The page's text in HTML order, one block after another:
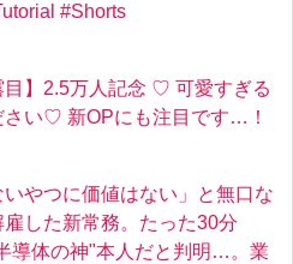
#Shorts
目】2.5万人記念 ♡ 可愛すぎる
さい♡ 新OPにも注目です…！
いやつに価値はない」と無口な
した新常務。たった30分
導体の神"本人だと判明…。業